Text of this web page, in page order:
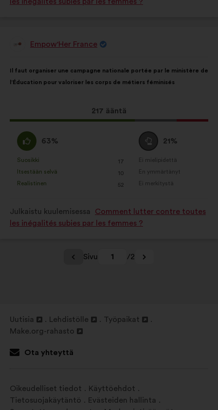
EhdotusEmpow'Her France
sisältö:
Il faut organiser une campagne nationale portée par le ministère de
l’Éducation pour valoriser les corps de métiers féminisés
Tämä
ehdotus
217 ääntä
jakautuminen:
samaa
mieltä
:
63%
seuraavasti:
Suosikki
: 17
kertaa
Itsestään selvä
: 10
kertaa
Realistinen
: 52
kertaa
Äänestä
tyhjää
:
21%
seuraavasti:
Ei mielipidettä
:kertaa
En ymmärtänyt
:kertaa
Ei merkitystä
:kertaa
Julkaistu kuulemisessa
Comment lutter contre toutes
les inégalités subies par les femmes ?
Sivu 1 /2
Uutisia
välilehdessä
Lehdistölle
uudessa
välilehdessä
Työpaikat
Avaa
Make.org-rahasto
uudessa
Ota yhteyttä
Oikeudelliset tiedot
Käyttöehdot
Tietosuojakäytäntö
Evästeiden hallinta